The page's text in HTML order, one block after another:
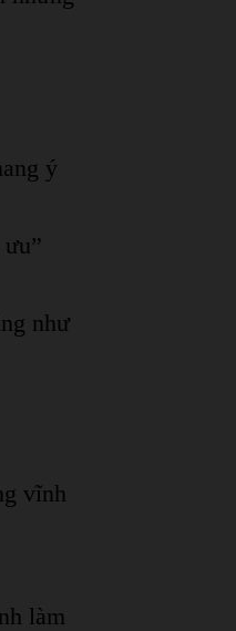
ý
như
vĩnh
làm